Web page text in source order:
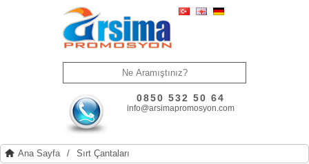
0850 532 50 64
info@arsimapromosyon.com
Ana Sayfa / Sırt Çantaları